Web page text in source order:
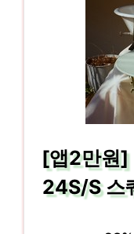
[앱2만원]
24S/S 스